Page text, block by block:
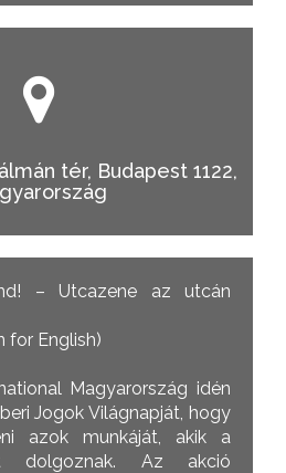
tér, Budapest 1122,
– Utcazene az utcán
for English)
Magyarország idén
Jogok Világnapját, hogy
azok munkáját, akik a
dolgoznak. Az akció